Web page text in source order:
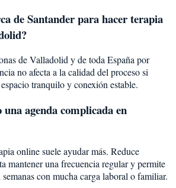
de Santander para hacer terapia
de Valladolid y de toda España por
no afecta a la calidad del proceso si
tranquilo y conexión estable.
una agenda complicada en
online suele ayudar más. Reduce
mantener una frecuencia regular y permite
con mucha carga laboral o familiar.